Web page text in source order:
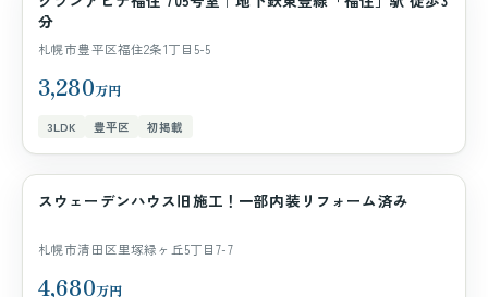
分
札幌市豊平区福住2条1丁目5-5
3,280万円
3LDK 豊平区 初掲載
一戸建て
スウェーデンハウス旧施工！一部内装リフォーム済み
札幌市清田区里塚緑ヶ丘5丁目7-7
4,680万円